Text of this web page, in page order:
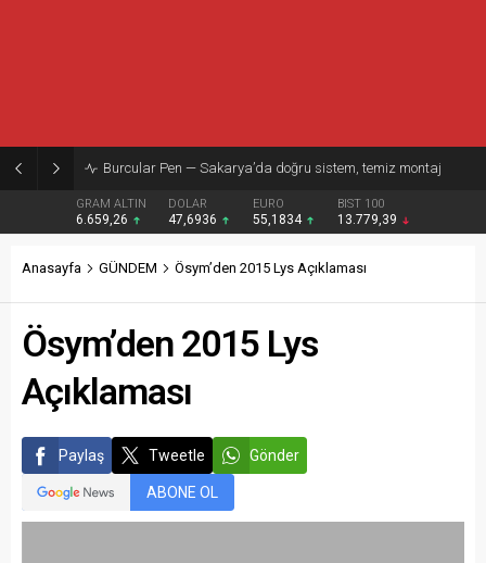
Burcular Pen — Sakarya’da doğru sistem, temiz montaj
GRAM ALTIN
6.659,26
DOLAR
47,6936
EURO
55,1834
BIST 100
13.779,39
Anasayfa GÜNDEM Ösym’den 2015 Lys Açıklaması
Ösym’den 2015 Lys
Açıklaması
Paylaş Tweetle Gönder
ABONE OL